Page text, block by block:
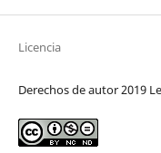
Licencia
Derechos de autor 2019